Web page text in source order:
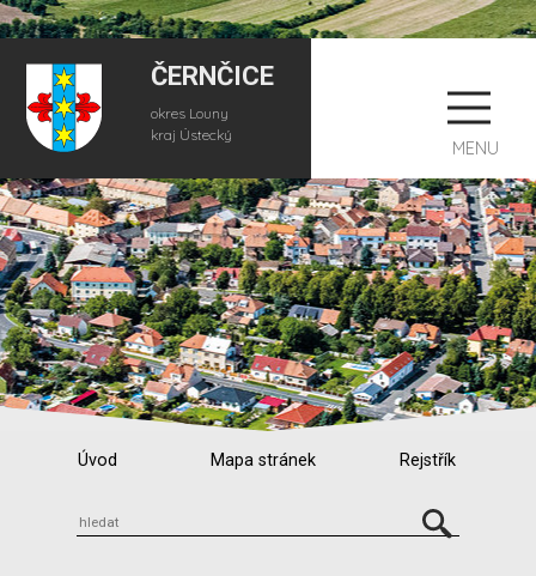
ČERNČICE
okres Louny
kraj Ústecký
MENU
Úvod Mapa stránek Rejstřík